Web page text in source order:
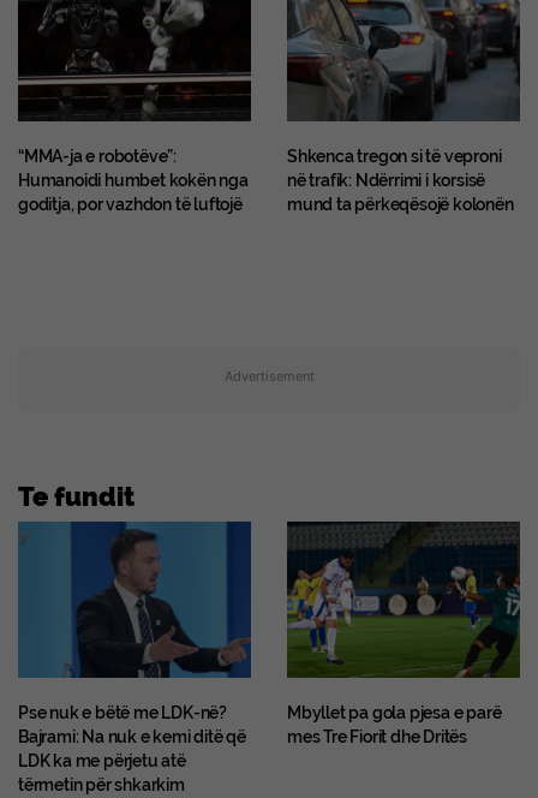
“MMA-ja e robotëve”:
Humanoidi humbet kokën nga
goditja, por vazhdon të luftojë
Shkenca tregon si të veproni
në trafik: Ndërrimi i korsisë
mund ta përkeqësojë kolonën
Advertisement
Te fundit
Pse nuk e bëtë me LDK-në?
Bajrami: Na nuk e kemi ditë që
LDK ka me përjetu atë
tërmetin për shkarkim
Mbyllet pa gola pjesa e parë
mes Tre Fiorit dhe Dritës